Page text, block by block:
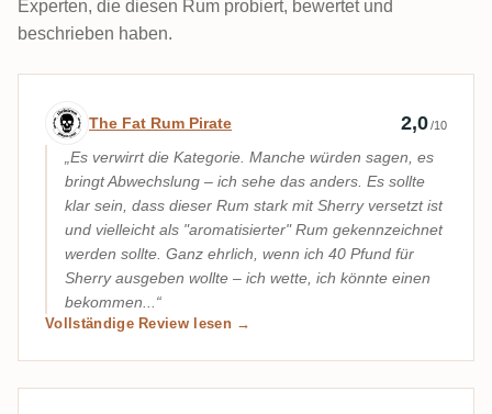
Experten, die diesen Rum probiert, bewertet und
beschrieben haben.
Expertenbewertung von The Fat Rum
The Fat Rum Pirate 2,0/10
Es verwirrt die Kategorie. Manche würden sagen, es
bringt Abwechslung – ich sehe das anders. Es sollte
klar sein, dass dieser Rum stark mit Sherry versetzt ist
und vielleicht als "aromatisierter" Rum gekennzeichnet
werden sollte. Ganz ehrlich, wenn ich 40 Pfund für
Sherry ausgeben wollte – ich wette, ich könnte einen
bekommen...
Vollständige Review lesen →